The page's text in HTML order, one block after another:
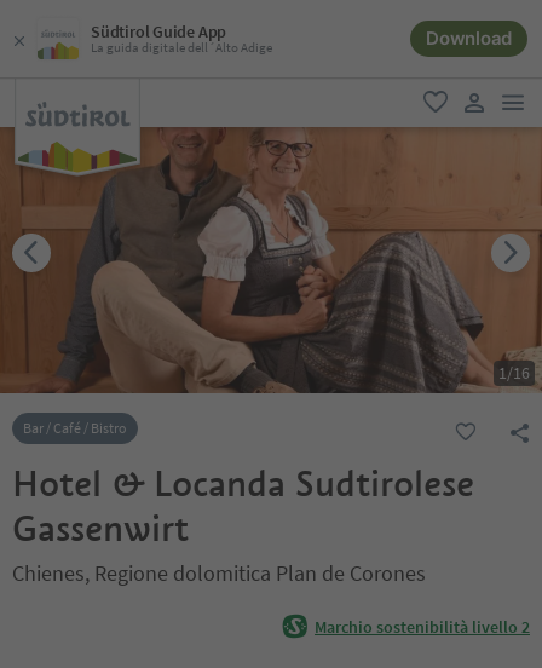
Südtirol Guide App
La guida digitale dell´Alto Adige Download
favoriti
user link
1/16
Bar / Café / Bistro
Hotel & Locanda Sudtirolese
Gassenwirt
Chienes, Regione dolomitica Plan de Corones
Marchio sostenibilità livello 2